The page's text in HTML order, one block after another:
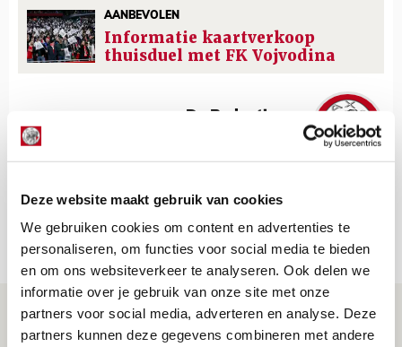
Deze website maakt gebruik van cookies
We gebruiken cookies om content en advertenties te
personaliseren, om functies voor social media te bieden
en om ons websiteverkeer te analyseren. Ook delen we
informatie over je gebruik van onze site met onze
partners voor social media, adverteren en analyse. Deze
partners kunnen deze gegevens combineren met andere
AANBEVOLEN
Informatie kaartverkoop
thuisduel met FK Vojvodina
De Redactie
Net binnen //
Drie dingen die je moet weten over PEC
Zwolle - Ajax